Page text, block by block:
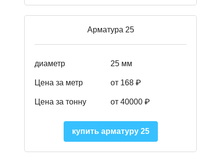
Арматура 25
диаметр 25 мм
Цена за метр от 168 ₽
Цена за тонну от 40000 ₽
купить арматуру 25